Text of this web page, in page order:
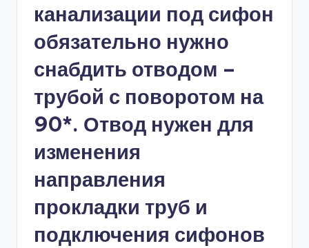
канализации под сифон
обязательно нужно
снабдить отводом –
трубой с поворотом на
90*. Отвод нужен для
изменения
направления
прокладки труб и
подключения сифонов